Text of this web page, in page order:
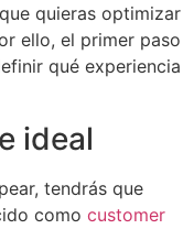
quieras optimizar
ello, el primer paso
qué experiencia
ideal
tendrás que
como customer